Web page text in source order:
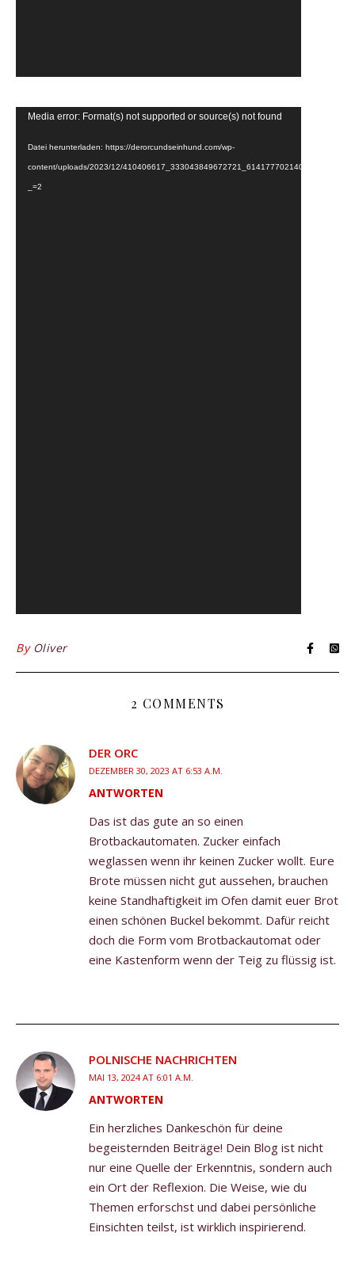
Video-
Media error: Format(s) not supported or source(s) not found
Datei herunterladen: https://derorcundseinhund.com/wp-
content/uploads/2023/12/
_=2
By Oliver
2 COMMENTS
DER ORC
DEZEMBER 30, 2023 AT 6:53 A.M.
ANTWORTEN
Das ist das gute an so einen
Brotbackautomaten. Zucker einfach
weglassen wenn ihr keinen Zucker wollt. Eure
Brote müssen nicht gut aussehen, brauchen
keine Standhaftigkeit im Ofen damit euer Brot
einen schönen Buckel bekommt. Dafür reicht
doch die Form vom Brotbackautomat oder
eine Kastenform wenn der Teig zu flüssig ist.
POLNISCHE NACHRICHTEN
MAI 13, 2024 AT 6:01 A.M.
ANTWORTEN
Ein herzliches Dankeschön für deine
begeisternden Beiträge! Dein Blog ist nicht
nur eine Quelle der Erkenntnis, sondern auch
ein Ort der Reflexion. Die Weise, wie du
Themen erforschst und dabei persönliche
Einsichten teilst, ist wirklich inspirierend.